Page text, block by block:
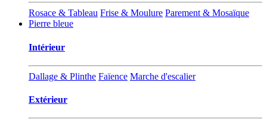
Rosace & Tableau Frise & Moulure Parement & Mosaïque
Pierre bleue
Intérieur
Dallage & Plinthe Faïence Marche d'escalier
Extérieur